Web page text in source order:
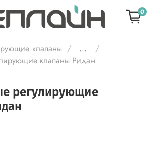
0
клапаны
...
клапаны Ридан
регулирующие